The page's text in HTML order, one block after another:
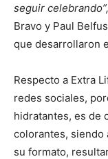
seguir celebrando”,
Bravo y Paul
que desarrollaron
Respecto a Extra
redes sociales,
hidratantes, es de
colorantes, siendo
su formato,